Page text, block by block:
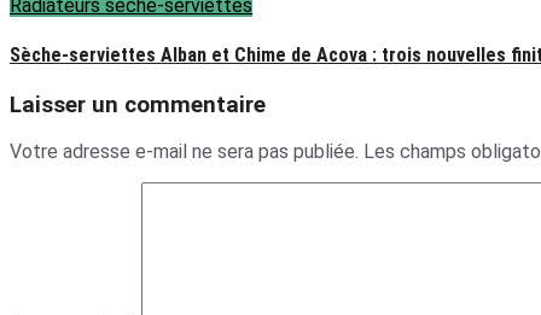
Radiateurs sèche-serviettes
Sèche-serviettes Alban et Chime de Acova : trois nouvelles
Laisser un commentaire
Votre adresse e-mail ne sera pas publiée. Les champs